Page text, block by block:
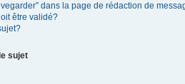
dans la page de rédaction de
être validé?
sujet